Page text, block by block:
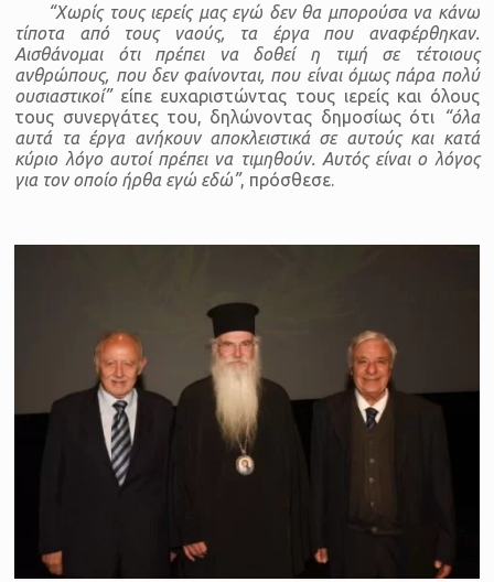
“Χωρίς τους ιερείς μας εγώ δεν θα μπορούσα να κάνω
τίποτα από τους ναούς, τα έργα που αναφέρθηκαν.
Αισθάνομαι ότι πρέπει να δοθεί η τιμή σε τέτοιους
ανθρώπους, που δεν φαίνονται, που είναι όμως πάρα πολύ
ουσιαστικοί” είπε ευχαριστώντας τους ιερείς και όλους
τους συνεργάτες του, δηλώνοντας δημοσίως ότι “όλα
αυτά τα έργα ανήκουν αποκλειστικά σε αυτούς και κατά
κύριο λόγο αυτοί πρέπει να τιμηθούν. Αυτός είναι ο λόγος
για τον οποίο ήρθα εγώ εδώ”, πρόσθεσε.